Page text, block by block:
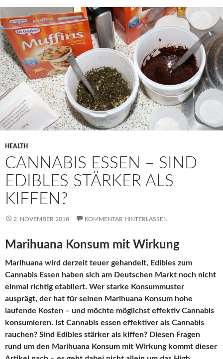
HEALTH
CANNABIS ESSEN – SIND
EDIBLES STÄRKER ALS
KIFFEN?
2. NOVEMBER 2018 KOMMENTAR HINTERLASSEN
Marihuana Konsum mit Wirkung
Marihuana wird derzeit teuer gehandelt, Edibles zum
Cannabis Essen haben sich am Deutschen Markt noch nicht
einmal richtig etabliert. Wer starke Konsummuster
ausprägt, der hat für seinen Marihuana Konsum hohe
laufende Kosten – und möchte möglichst effektiv Cannabis
konsumieren. Ist Cannabis essen effektiver als Cannabis
rauchen? Sind Edibles stärker als kiffen? Diesen Fragen
rund um den Marihuana Konsum mit Wirkung kommt dieser